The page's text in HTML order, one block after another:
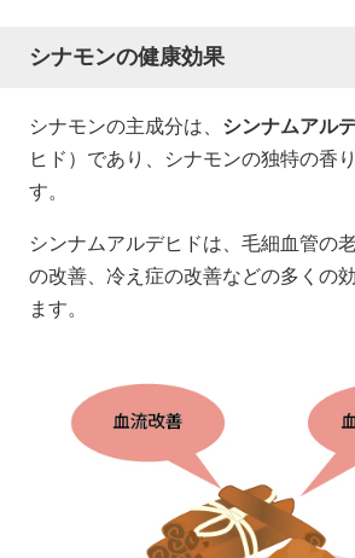
シナモンの健康効果
シナモンの主成分は、 シンナムアル
ヒド）であり、シナモンの独特の香
す。
シンナムアルデヒドは、毛細血管の
の改善、冷え症の改善などの多くの
ます。